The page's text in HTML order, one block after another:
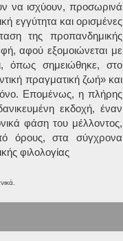
να ισχύουν, προσωρινά
εγγύτητα και ορισμένες
της προπανδημικής
αφού εξομοιώνεται με
όπως σημειώθηκε, στο
πραγματική ζωή» και
Επομένως, η πλήρης
εκδοχή, έναν
φάση του μέλλοντος,
όρους, στα σύγχρονα
φιλολογίας